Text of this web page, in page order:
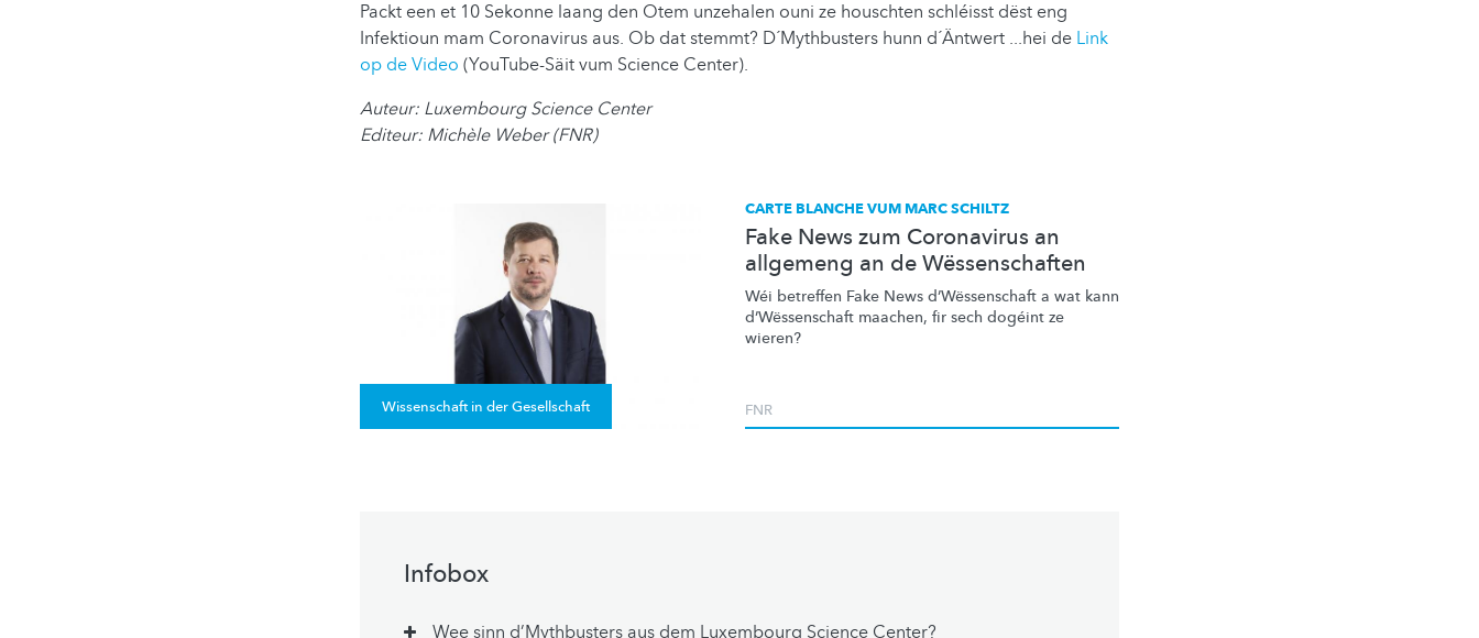
Packt een et 10 Sekonne laang den Otem unzehalen ouni ze houschten schléisst dëst eng
Infektioun mam Coronavirus aus. Ob dat stemmt? D´Mythbusters hunn d´Äntwert ...hei de Link
op de Video (YouTube-Säit vum Science Center).
Auteur: Luxembourg Science Center
Editeur: Michèle Weber (FNR)
Wissenschaft in der Gesellschaft
CARTE BLANCHE VUM MARC SCHILTZ
Fake News zum Coronavirus an
allgemeng an de Wëssenschaften
Wéi betreffen Fake News d’Wëssenschaft a wat kann
d’Wëssenschaft maachen, fir sech dogéint ze
wieren?
FNR
Infobox
Wee sinn d’Mythbusters aus dem Luxembourg Science Center?